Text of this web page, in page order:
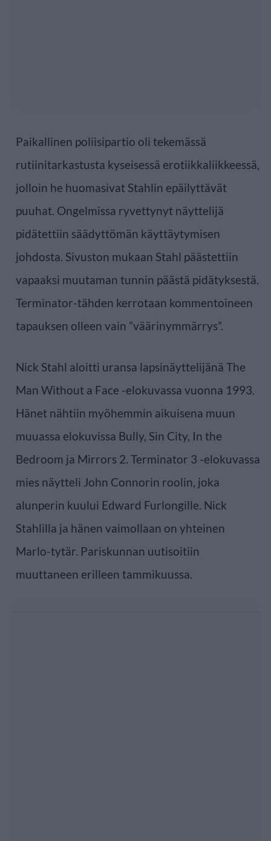
Paikallinen poliisipartio oli tekemässä
rutiinitarkastusta kyseisessä erotiikkaliikkeessä,
jolloin he huomasivat Stahlin epäilyttävät
puuhat. Ongelmissa ryvettynyt näyttelijä
pidätettiin säädyttömän käyttäytymisen
johdosta. Sivuston mukaan Stahl päästettiin
vapaaksi muutaman tunnin päästä pidätyksestä.
Terminator-tähden kerrotaan kommentoineen
tapauksen olleen vain ”väärinymmärrys”.
Nick Stahl aloitti uransa lapsinäyttelijänä The
Man Without a Face -elokuvassa vuonna 1993.
Hänet nähtiin myöhemmin aikuisena muun
muuassa elokuvissa Bully, Sin City, In the
Bedroom ja Mirrors 2. Terminator 3 -elokuvassa
mies näytteli John Connorin roolin, joka
alunperin kuului Edward Furlongille. Nick
Stahlilla ja hänen vaimollaan on yhteinen
Marlo-tytär. Pariskunnan uutisoitiin
muuttaneen erilleen tammikuussa.